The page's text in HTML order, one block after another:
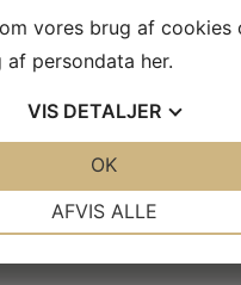
Vi har et af
største
alle de
varemærker.
vores brug af cookies
af persondata her.
VIS DETALJER
AFVIS ALLE
OK